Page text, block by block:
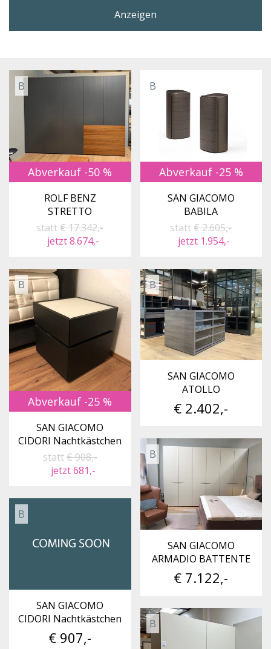
Anzeigen
B
Abverkauf -50 %
ROLF BENZ
STRETTO
statt€ 17.342,-
jetzt 8.674,-
B
Abverkauf -25 %
SAN GIACOMO
BABILA
statt€ 2.605,-
jetzt 1.954,-
B
Abverkauf -25 %
SAN GIACOMO
CIDORI Nachtkästchen
statt€ 908,-
jetzt 681,-
B
SAN GIACOMO
ATOLLO
€ 2.402,-
B
SAN GIACOMO
ARMADIO BATTENTE
€ 7.122,-
B
SAN GIACOMO
CIDORI Nachtkästchen
€ 907,-
B